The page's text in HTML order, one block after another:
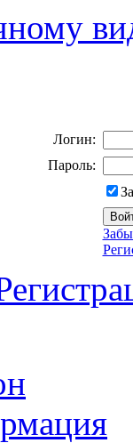
Логин:
Пароль: